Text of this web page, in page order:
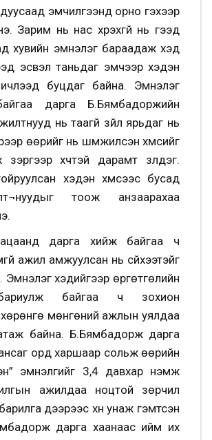
эмчилгээнд орно гэхээр
Зарим нь нас хүрэхгүй нь гээд
хувийн эмнэлэг бараадаж хэд
эсвэл таньдаг эмчээр хэдэн
буцдаг байна. Эмнэлэг
дарга Б.Бямбадоржийн
нь таагүй зүйл ярьдаг нь
өөрийг нь шүүмжилсэн хүмүүсийг
хүчтэй дарамт үзүүлдэг.
хэдэн хүмүүсээс бусад
тоож анзаарахаа
дарга хийж байгаа ч
ажил амжуулсан нь сүйхээтэйг
Эмнэлэг хэдийгээр өргөтгөлийн
байгаа ч зохион
хөрөнгө мөнгөний ажлын уялдаа
байна. Б.Бямбадорж дарга
орд харшаар сольж өөрийн
эмнэлгийг 3,4 давхар нэмж
ажилдаа ноцтой зөрчил
дээрээс хүн унаж гэмтсэн
дарга хаанаас ийм их